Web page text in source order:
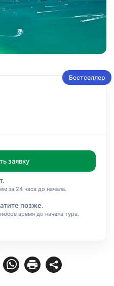
Бестселлер
заявку
за 24 часа до начала.
позже.
время до начала тура.